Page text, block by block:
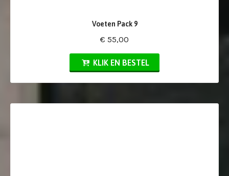
Voeten Pack 9
€ 55,00
KLIK EN BESTEL